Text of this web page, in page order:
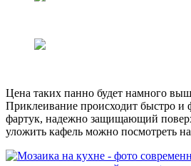
Цена таких панно будет намного
Приклеивание происходит быстро и
фартук, надежно защищающий
уложить кафель можно посмотреть